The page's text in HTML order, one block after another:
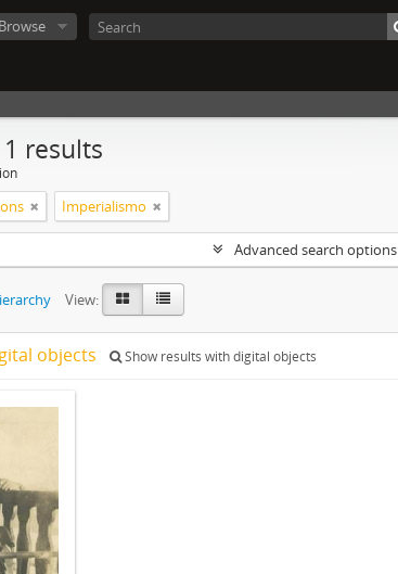
Browse
results
Imperialismo
Advanced search options
View:
objects Show results with digital objects